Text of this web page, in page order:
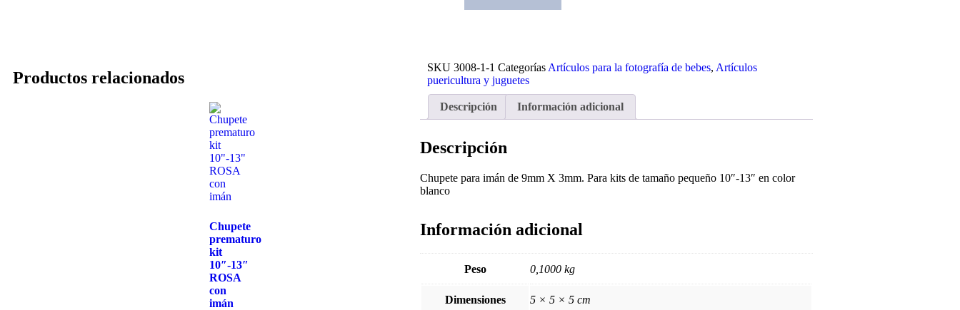
Productos relacionados
Chupete
prematuro
kit
10″-13″
ROSA
con
imán
SKU 3008-1-1 Categorías Artículos para la fotografía de bebes, Artículos
puericultura y juguetes
Descripción Información adicional
Descripción
Chupete para imán de 9mm X 3mm. Para kits de tamaño pequeño 10″-13″ en color
blanco
Información adicional
Peso 0,1000 kg
Dimensiones 5 × 5 × 5 cm